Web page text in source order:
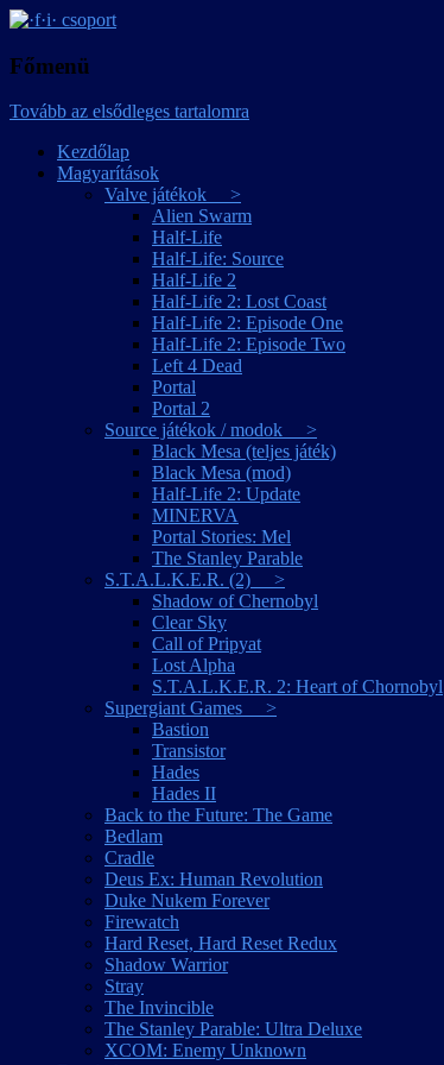
·f·i· csoport
Főmenü
Tovább az elsődleges tartalomra
Kezdőlap
Magyarítások
Valve játékok >
Alien Swarm
Half-Life
Half-Life: Source
Half-Life 2
Half-Life 2: Lost Coast
Half-Life 2: Episode One
Half-Life 2: Episode Two
Left 4 Dead
Portal
Portal 2
Source játékok / modok >
Black Mesa (teljes játék)
Black Mesa (mod)
Half-Life 2: Update
MINERVA
Portal Stories: Mel
The Stanley Parable
S.T.A.L.K.E.R. (2) >
Shadow of Chernobyl
Clear Sky
Call of Pripyat
Lost Alpha
S.T.A.L.K.E.R. 2: Heart of Chornobyl
Supergiant Games >
Bastion
Transistor
Hades
Hades II
Back to the Future: The Game
Bedlam
Cradle
Deus Ex: Human Revolution
Duke Nukem Forever
Firewatch
Hard Reset, Hard Reset Redux
Shadow Warrior
Stray
The Invincible
The Stanley Parable: Ultra Deluxe
XCOM: Enemy Unknown